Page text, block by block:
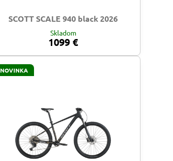
SCOTT SCALE 940 black 2026
Skladom
1099 €
NOVINKA